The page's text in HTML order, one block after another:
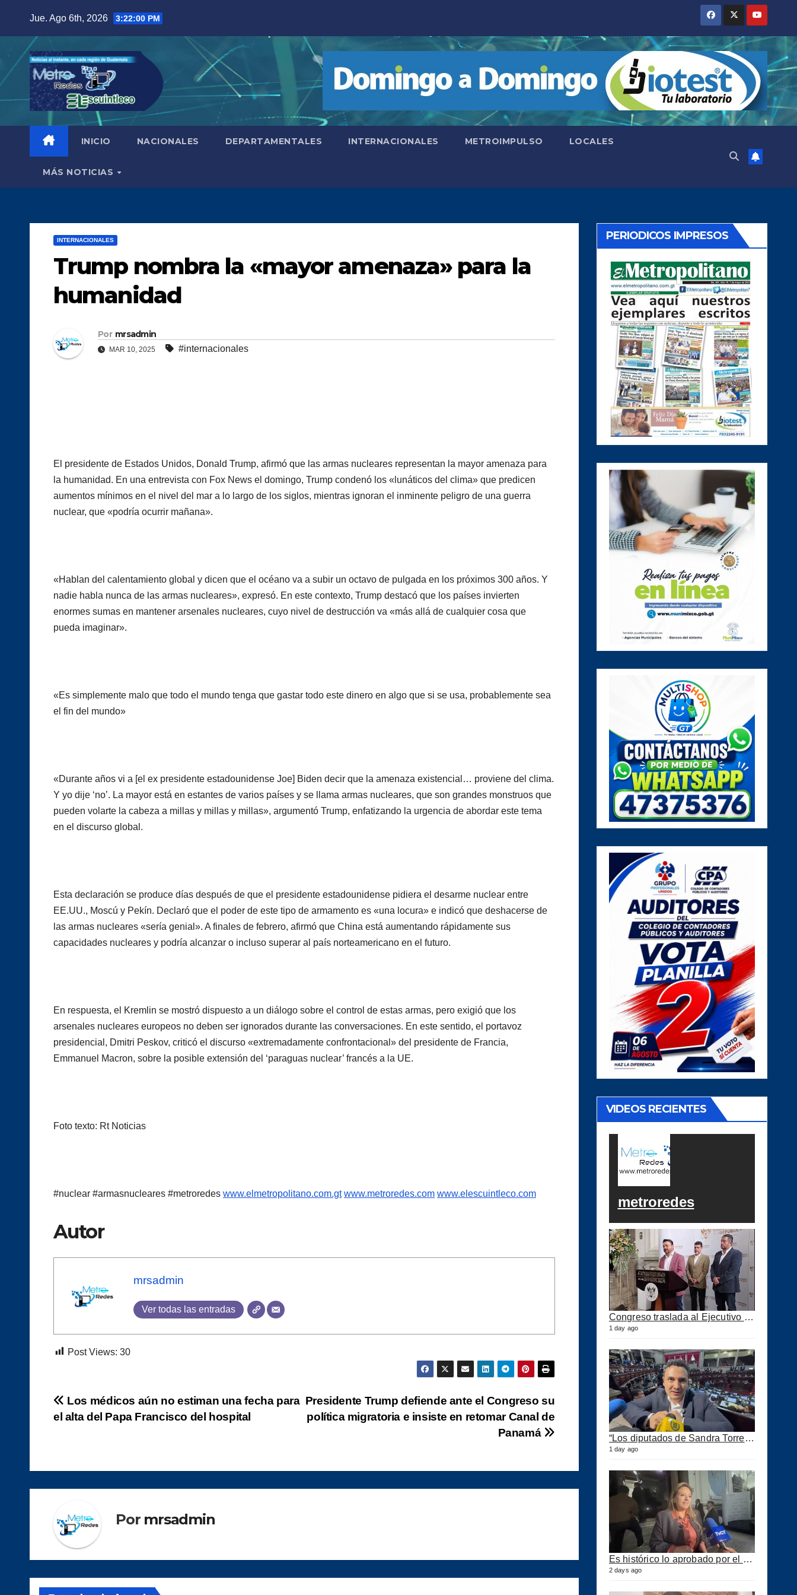
contenido
Jue. Ago 6th, 2026 3:22:01 PM
INICIO NACIONALES DEPARTAMENTALES INTERNACIONALES METROIMPULSO LOCALES
MÁS NOTICIAS
INTERNACIONALES
Trump nombra la «mayor amenaza» para la
humanidad
Por mrsadmin
MAR 10, 2025 #internacionales
El presidente de Estados Unidos, Donald Trump, afirmó que las armas nucleares representan la mayor amenaza para
la humanidad. En una entrevista con Fox News el domingo, Trump condenó los «lunáticos del clima» que predicen
aumentos mínimos en el nivel del mar a lo largo de los siglos, mientras ignoran el inminente peligro de una guerra
nuclear, que «podría ocurrir mañana».
«Hablan del calentamiento global y dicen que el océano va a subir un octavo de pulgada en los próximos 300 años. Y
nadie habla nunca de las armas nucleares», expresó. En este contexto, Trump destacó que los países invierten
enormes sumas en mantener arsenales nucleares, cuyo nivel de destrucción va «más allá de cualquier cosa que
pueda imaginar».
«Es simplemente malo que todo el mundo tenga que gastar todo este dinero en algo que si se usa, probablemente sea
el fin del mundo»
«Durante años vi a [el ex presidente estadounidense Joe] Biden decir que la amenaza existencial… proviene del clima.
Y yo dije ‘no’. La mayor está en estantes de varios países y se llama armas nucleares, que son grandes monstruos que
pueden volarte la cabeza a millas y millas y millas», argumentó Trump, enfatizando la urgencia de abordar este tema
en el discurso global.
Esta declaración se produce días después de que el presidente estadounidense pidiera el desarme nuclear entre
EE.UU., Moscú y Pekín. Declaró que el poder de este tipo de armamento es «una locura» e indicó que deshacerse de
las armas nucleares «sería genial». A finales de febrero, afirmó que China está aumentando rápidamente sus
capacidades nucleares y podría alcanzar o incluso superar al país norteamericano en el futuro.
En respuesta, el Kremlin se mostró dispuesto a un diálogo sobre el control de estas armas, pero exigió que los
arsenales nucleares europeos no deben ser ignorados durante las conversaciones. En este sentido, el portavoz
presidencial, Dmitri Peskov, criticó el discurso «extremadamente confrontacional» del presidente de Francia,
Emmanuel Macron, sobre la posible extensión del ‘paraguas nuclear’ francés a la UE.
Foto texto: Rt Noticias
#nuclear #armasnucleares #metroredes www.elmetropolitano.com.gt www.metroredes.com www.elescuintleco.com
Autor
mrsadmin
Ver todas las entradas
Post Views: 30
Navegación
Presidente Trump defiende ante el Congreso su
política migratoria e insiste en retomar Canal de
Panamá
Los médicos aún no estiman una fecha para
el alta del Papa Francisco del hospital
Por mrsadmin
PERIODICOS IMPRESOS
VIDEOS RECIENTES
metroredes
Congreso traslada al Ejecutivo las reformas a la Ley del IUSI tras firma del Decreto 18-2026
1 day ago
“Los diputados de Sandra Torres lo que quieren es extorsionar” expresa Samuel Pérez
1 day ago
Es histórico lo aprobado por el Congreso ahora se podrán construir puertos privados
2 days ago